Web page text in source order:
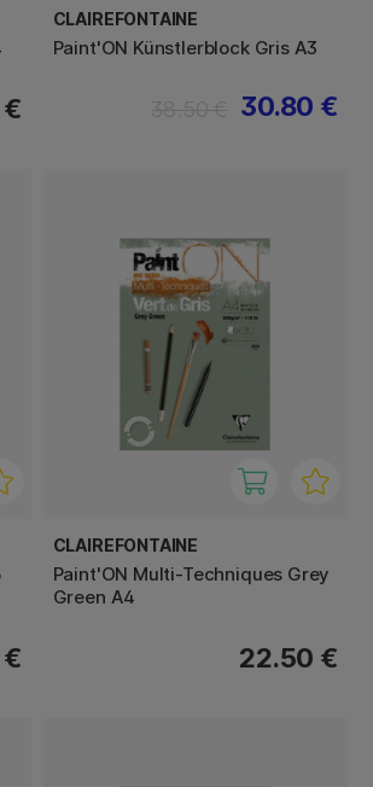
CLAIREFONTAINE
Paint'ON Künstlerblock Gris A3
30.80 €
€
CLAIREFONTAINE
Paint'ON Multi-Techniques Grey
Green A4
22.50 €